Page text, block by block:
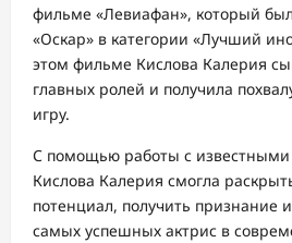
фильме «Левиафан», который
«Оскар» в категории «Лучший
этом фильме Кислова Калерия
главных ролей и получила
игру.
С помощью работы с
Кислова Калерия смогла
потенциал, получить признание
самых успешных актрис в